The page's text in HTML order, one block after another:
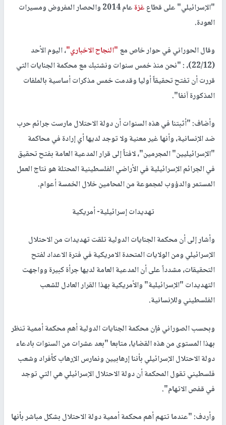
"الإسرائيلي" على قطاعغزة
عام 2014 والحصار المفروض ومسيرات
العودة.
وقال الحوراني في حوار خاص مع"النجاح الاخباري"، اليوم الأحد
(22/12)، : "نحن منذ خمس سنوات ونشتبك مع محكمة الجنايات التي
قررت أن تفتح تحقيقاً أوليا وقدمت خمس مذكرات أساسية بالملفات
المذكورة آنفا".
وأضاف: "أثبتنا في هذه السنوات أن دولة الاحتلال مارست جرائم حرب
ضد الإنسانية، وأنها غير معنية ولا توجد لديها أي إرادة في محاكمة
"الإسرائيليين" المجرمين"، لافتاً إلى قرار المدعية العامة بفتح تحقيق
في الجرائم الإسرائيلية في الأراضي الفلسطينية المحتلة هو نتاج العمل
المستمر والدؤوب لمجموعة من المحامين خلال الخمسة أعوام.
تهديدات إسرائيلية- أمريكية
وأشار إلى أن محكمة الجنايات الدولية تلقت تهديدات من الاحتلال
الإسرائيلي ومن الولايات المتحدة الامريكية في فترة الاعداد لفتح
التحقيقات، مشدداً على أن المدعية العامة لديها جرأة كبيرة وواجهت
التهديدات "الإسرائيلية" والأمريكية بهذا القرار العادل للشعب
الفلسطيني وللإنسانية.
وبحسب الصوراني فإن محكمة الجنايات الدولية أهم محكمة أممية تنظر
بهذا المستوى من هذه القضايا، متابعا "بعد عشرات من السنوات بادعاء
دولة الاحتلال الإسرائيلي بأننا إرهابيين ونمارس الإرهاب كأفراد وشعب
فلسطيني تقول المحكمة أن دولة الاحتلال الإسرائيلي هي التي توجد
في قفص الاتهام".
وأردف: "عندما تتهم أهم محكمة أممية دولة الاحتلال بشكل مباشر بأنها